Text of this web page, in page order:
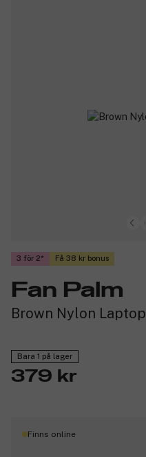
3 för 2 Få 38 kr bonus
Fan Palm
Brown Nylon
Bara 1 på lager
379 kr
Finns online